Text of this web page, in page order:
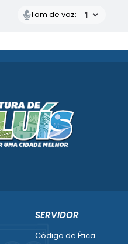
Tom de voz:
SERVIDOR
Código de Ética